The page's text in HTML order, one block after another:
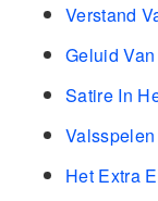
Verstand
Geluid
Satire In
Het Extra